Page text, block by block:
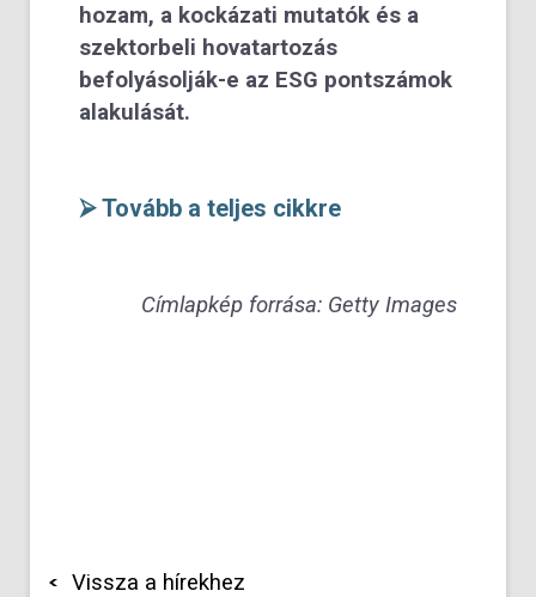
hozam, a kockázati mutatók és a
szektorbeli hovatartozás
befolyásolják-e az ESG pontszámok
alakulását.
⮚ Tovább a teljes cikkre
Címlapkép forrása: Getty Images
Vissza a hírekhez